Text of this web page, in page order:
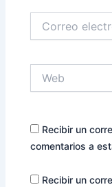
electrónico
Recibir un
comentarios a
Recibir un